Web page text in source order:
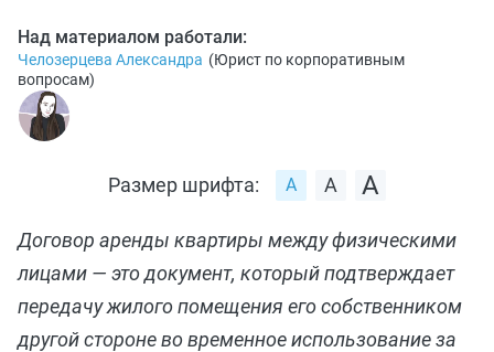
Над материалом работали:
Челозерцева Александра (Юрист по корпоративным
вопросам)
Размер шрифта:
Договор аренды квартиры между физическими
лицами — это документ, который подтверждает
передачу жилого помещения его собственником
другой стороне во временное использование за